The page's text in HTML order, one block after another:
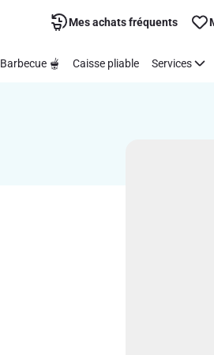
Mes achats fréquents
Barbecue 🫕 Caisse pliable Services